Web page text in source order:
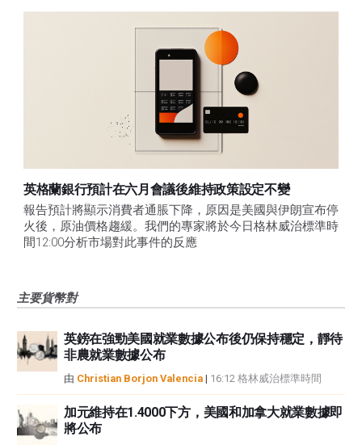
英格蘭銀行預計在六月會議後維持政策設定不變
報告預計將顯示消費者通脹下降，原因是美國與伊朗宣布停
火後，原油價格趨緩。我們的專家將於今日格林威治標準時
間12:00分析市場對此事件的反應
主要貨幣對
英鎊在強勁美國就業數據公布後仍保持穩定，靜待
非農就業數據公布
由 Christian Borjon Valencia | 16:12 格林威治標準時間
加元維持在1.4000下方，美國和加拿大就業數據即
將公布